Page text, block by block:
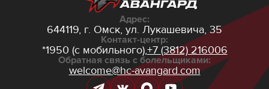
Адрес:
644119, г. Омск, ул. Лукашевича, 35
Контакт-центр:
*1950 (с мобильного),+7 (3812) 216006
Обратная связь с болельщиками:
welcome@hc-avangard.com